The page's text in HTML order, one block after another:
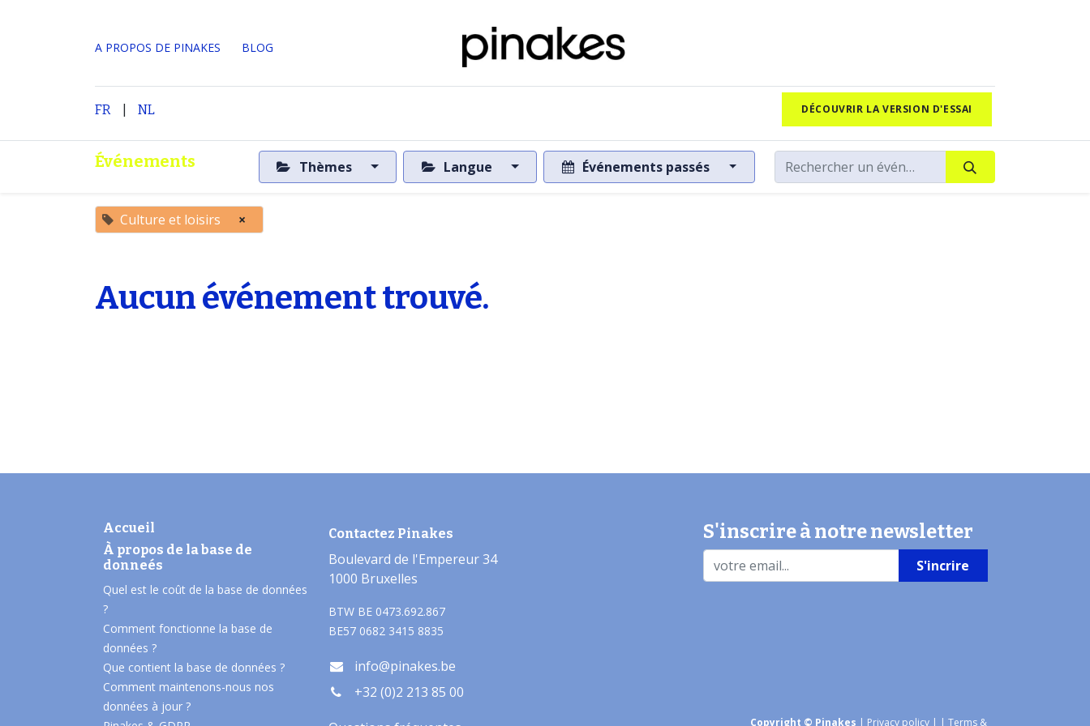
A PROPOS DE PINAKES ​BLOG
FR | NL DÉCOUVRIR LA VERSION D'ESSAI
Événements Thèmes Langue Événements passés
Culture et loisirs ×
Aucun événement trouvé.
Accueil
À propos de la base de
donneés​
Quel est le coût de la base de données
?
Comment fonctionne la base de
données ?
Que contient la base de données ?
Comment maintenons-nous nos
données à jour ?
Contactez Pinakes
Boulevard de l'Empereur 34
1000 Bruxelles
BTW BE 0473.692.867
BE57 0682 3415 8835
info@pinakes.be
+32 (0)2 213 85 00
S'inscrire à notre newsletter
S'incrire
Copyright © Pinakes | Privacy policy | | Terms &